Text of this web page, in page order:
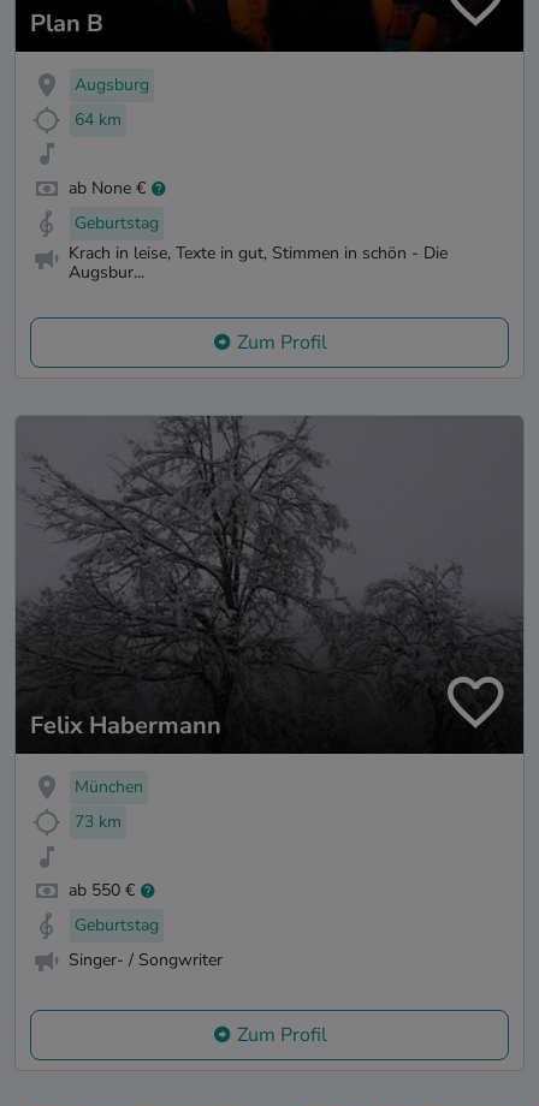
Plan B
Augsburg
64 km
ab None €
Geburtstag
Krach in leise, Texte in gut, Stimmen in schön - Die
Augsbur...
Zum Profil
Felix Habermann
München
73 km
ab 550 €
Geburtstag
Singer- / Songwriter
Zum Profil